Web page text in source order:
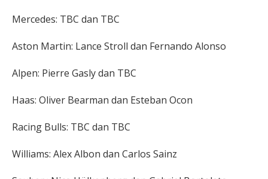
Mercedes: TBC dan TBC
Aston Martin: Lance Stroll dan Fernando Alonso
Alpen: Pierre Gasly dan TBC
Haas: Oliver Bearman dan Esteban Ocon
Racing Bulls: TBC dan TBC
Williams: Alex Albon dan Carlos Sainz